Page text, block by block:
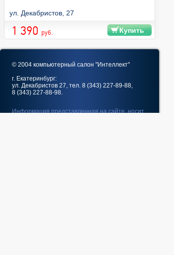
ул. Декабристов, 27
1 390 руб. Купить
© 2004 компьютерный салон "Интеллект"
г. Екатеринбург:
ул. Декабристов 27, тел. 8 (343) 227-89-88,
8 (343) 227-88-98.
Информация представленная на сайте, носит